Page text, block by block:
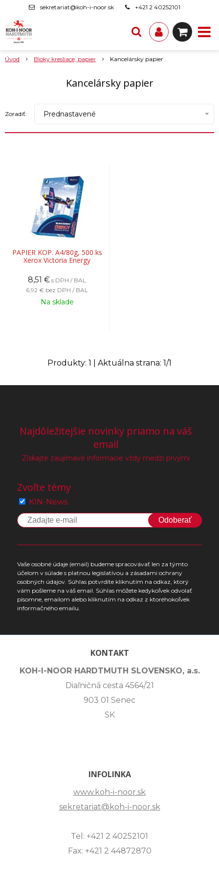
sekretariat@koh-i-noor.sk +421 2 40252101
Úvod Bloky kresliace, papier Kancelársky papier
Kancelársky papier
Zoradiť: Prednastavené
PAPIER KOP. A4/80g, 500 ks
Xerox Victoria Energy
8,51 € s DPH / BAL
6,92 € bez DPH / BAL
Na sklade
Produkty: 1 | Aktuálna strana: 1/1
Najdôležitejšie novinky priamo na váš
email
Získajte zaujímavé informácie vždy medzi prvými
Zvoľte témy
KIN-News
Odoberať
Vaše osobné údaje (email) budeme spracovávať len za týmto
účelom v súlade s platnou legislatívou a zásadami ochrany
osobných údajov. Súhlas potvrdíte kliknutím na odkaz, ktorý
vám pošleme na váš email. Súhlas môžete kedykoľvek odvolať
písomne, emailom alebo kliknutím na odkaz z ktoréhokoľvek
informačného emailu.
KONTAKT
KOH-I-NOOR HARDTMUTH SLOVENSKO, a.s.
Diaľničná cesta 4564/21
903 01 Senec
SK
INFOLINKA
www.koh-i-noor.sk
sekretariat@koh-i-noor.sk
Tel: +421 2 40252101
Fax: +421 2 44872870